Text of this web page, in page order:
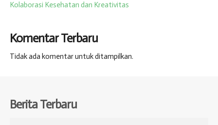
Kolaborasi Kesehatan dan Kreativitas
Komentar Terbaru
Tidak ada komentar untuk ditampilkan.
Berita Terbaru